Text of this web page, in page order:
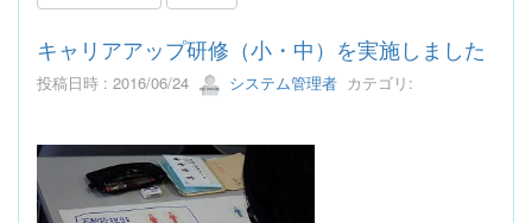
キャリアアップ研修（小・中）を実施しました
投稿日時 : 2016/06/24 システム管理者 カテゴリ: